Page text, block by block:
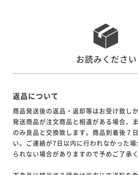
お読みください
返品について
商品発送後の返品・返却等はお受け致しか
発送商品が注文商品と相違がある場合、
のみ良品と交換致します。商品到着後７
い。ご連絡が7日以内に行われなかった
られない場合がありますので予めご了承く